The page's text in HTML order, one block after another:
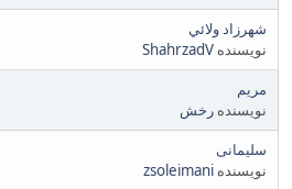
شهرزاد ولائي
نویسنده ShahrzadV
مریم
نویسنده رخش
سلیمانی
نویسنده zsoleimani